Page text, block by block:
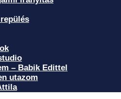
– Babik Edittel
utazom